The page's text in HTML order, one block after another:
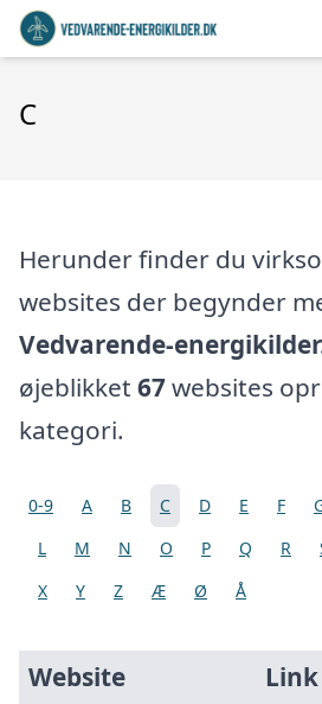
C
Herunder finder du
websites der begynder
Vedvarende-
øjeblikket 67websites
kategori.
0-9 A B C D E F
L
M N O P Q R
X
Y Z Æ Ø Å
Website
Link